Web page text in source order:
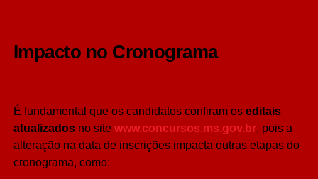
Impacto no Cronograma
É fundamental que os candidatos confiram os editais
atualizadosno site www.concursos.ms.gov.br, pois a
alteração na data de inscrições impacta outras etapas do
cronograma, como: